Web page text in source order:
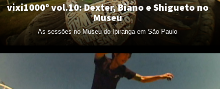
vixi1000º vol.10: Dexter, Biano e Shigueto no
Museu
As sessões no Museu do Ipiranga em São Paulo